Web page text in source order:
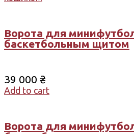
Ворота для
баскетбольным щитом
39 000 ₴
Add to cart
Ворота для